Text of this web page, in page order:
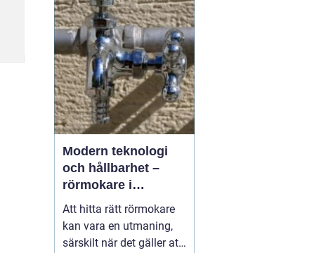
tradition av skogsbruk
och hantverk har skapat
en stark bas för sågverk
som k...
Modern teknologi
och hållbarhet –
rörmokare i
Jämtland
Att hitta rätt rörmokare
kan vara en utmaning,
särskilt när det gäller att